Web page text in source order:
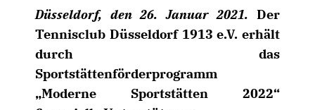
Düsseldorf, den 26. Januar 2021. Der
Tennisclub Düsseldorf 1913 e.V. erhält
durch das
Sportstättenförderprogramm
Moderne Sportstätten 2022“